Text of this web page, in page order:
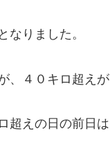
なりました。
、４０キロ超え
超えの日の前日